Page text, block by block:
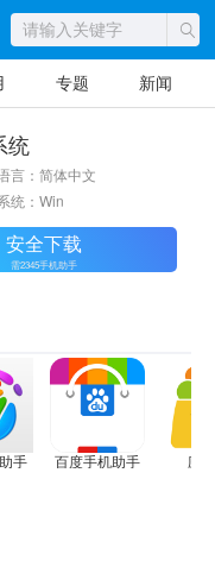
专题 新闻
统
言：简体中文
统：Win
安全下载
需2345手机助手
手 百度手机助手 应